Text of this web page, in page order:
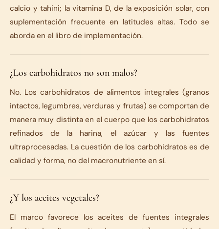
calcio y tahini; la vitamina D, de la exposición solar, con
suplementación frecuente en latitudes altas. Todo se
aborda en el libro de implementación.
¿Los carbohidratos no son malos?
No. Los carbohidratos de alimentos integrales (granos
intactos, legumbres, verduras y frutas) se comportan de
manera muy distinta en el cuerpo que los carbohidratos
refinados de la harina, el azúcar y las fuentes
ultraprocesadas. La cuestión de los carbohidratos es de
calidad y forma, no del macronutriente en sí.
¿Y los aceites vegetales?
El marco favorece los aceites de fuentes integrales